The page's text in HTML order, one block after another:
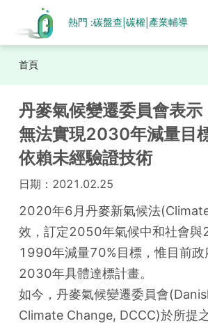
熱門 :碳盤查 碳權| 產業輔導
首頁
丹麥氣候變遷委員會表示
無法實現2030年減量目
依賴未經驗證技術
日期： 2021.02.25
2020年6月丹麥新氣候法
效，訂定2050年氣候中和社會
1990年減量70%目標，惟目前政
2030年具體達標計畫。
如今，丹麥氣候變遷委員會
Climate Change, DCCC)於所提